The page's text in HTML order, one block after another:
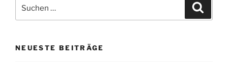
nach:
NEUESTE BEITRÄGE